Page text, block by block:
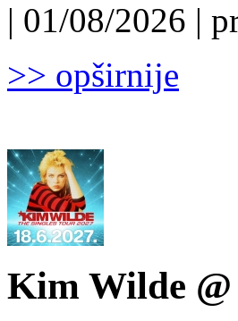
| 01/08/2026 |
>> opširnije
Kim Wilde